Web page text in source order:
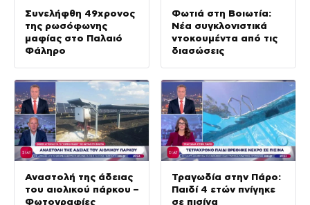
Συνελήφθη 49χρονος
της ρωσόφωνης
μαφίας στο Παλαιό
Φάληρο
Φωτιά στη Βοιωτία:
Νέα συγκλονιστικά
ντοκουμέντα από τις
διασώσεις
Αναστολή της άδειας
του αιολικού πάρκου –
Φωτογραφίες
Τραγωδία στην Πάρο:
Παιδί 4 ετών πνίγηκε
σε πισίνα